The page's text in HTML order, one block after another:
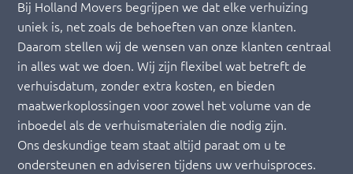
Bij Holland Movers begrijpen we dat elke verhuizing
uniek is, net zoals de behoeften van onze klanten.
Daarom stellen wij de wensen van onze klanten centraal
in alles wat we doen. Wij zijn flexibel wat betreft de
verhuisdatum, zonder extra kosten, en bieden
maatwerkoplossingen voor zowel het volume van de
inboedel als de verhuismaterialen die nodig zijn.
Ons deskundige team staat altijd paraat om u te
ondersteunen en adviseren tijdens uw verhuisproces.